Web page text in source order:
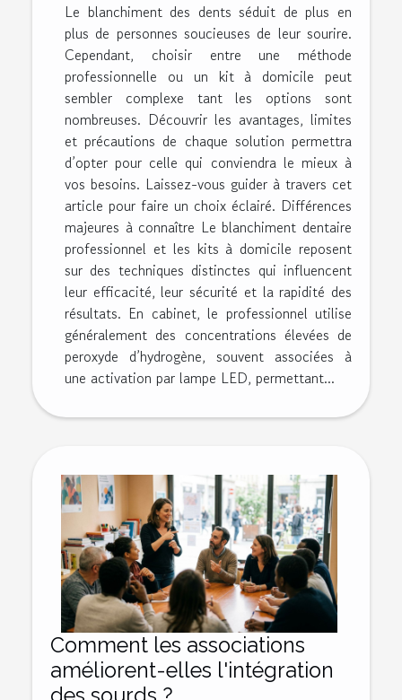
Le blanchiment des dents séduit de plus en
plus de personnes soucieuses de leur sourire.
Cependant, choisir entre une méthode
professionnelle ou un kit à domicile peut
sembler complexe tant les options sont
nombreuses. Découvrir les avantages, limites
et précautions de chaque solution permettra
d’opter pour celle qui conviendra le mieux à
vos besoins. Laissez-vous guider à travers cet
article pour faire un choix éclairé. Différences
majeures à connaître Le blanchiment dentaire
professionnel et les kits à domicile reposent
sur des techniques distinctes qui influencent
leur efficacité, leur sécurité et la rapidité des
résultats. En cabinet, le professionnel utilise
généralement des concentrations élevées de
peroxyde d’hydrogène, souvent associées à
une activation par lampe LED, permettant...
Comment les associations
améliorent-elles l'intégration